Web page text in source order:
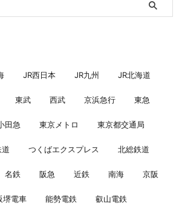
JR西日本 JR九州 JR北海道
東武 西武 京浜急行 東急
田急 東京メトロ 東京都交通局
つくばエクスプレス 北総鉄道
名鉄 阪急 近鉄 南海 京阪
堺電車 能勢電鉄 叡山電鉄